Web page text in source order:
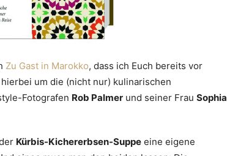
Zu Gast in Marokko, dass ich Euch bereits vor
um die (nicht nur) kulinarischen
Fotografen Rob Palmer und seiner Frau Sophia
Kürbis-Kichererbsen-Suppe eine eigene